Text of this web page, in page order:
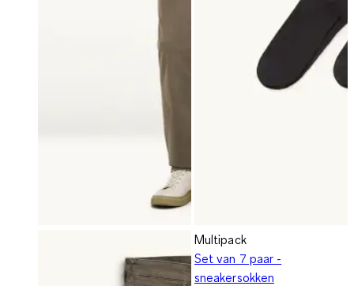
Multipack
Set van 7 paar -
sneakersokken